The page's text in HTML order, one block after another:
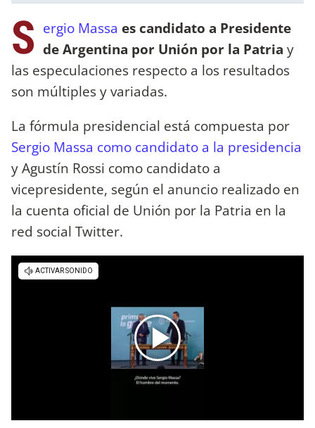
S ergio Massa es candidato a Presidente
de Argentina por Unión por la Patria y
las especulaciones respecto a los resultados
son múltiples y variadas.
La fórmula presidencial está compuesta por
Sergio Massa como candidato a la presidencia
y Agustín Rossi como candidato a
vicepresidente, según el anuncio realizado en
la cuenta oficial de Unión por la Patria en la
red social Twitter.